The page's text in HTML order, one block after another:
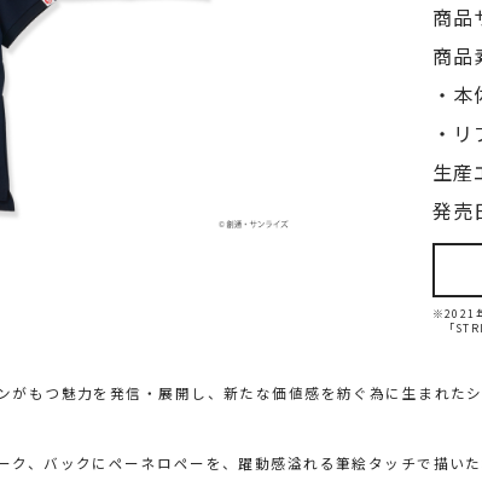
商
商品
・
・
生産
発売
※2021
「
がもつ魅力を発信・展開し、新たな価値感を紡ぐ為に生まれた
ク、バックにペーネロペーを、躍動感溢れる筆絵タッチで描いた